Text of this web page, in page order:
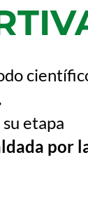
etapa
por